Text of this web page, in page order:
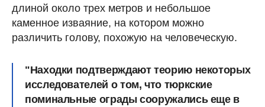
длиной около трех метров и небольшое
каменное изваяние, на котором можно
различить голову, похожую на человеческую.
"Находки подтверждают теорию некоторых
исследователей о том, что тюркские
поминальные ограды сооружались еще в